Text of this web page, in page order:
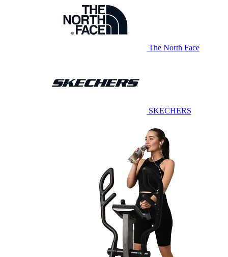
The North Face
SKECHERS